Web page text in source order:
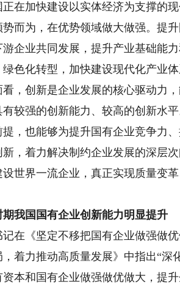
在加快建设以实体经济为支撑的
而为，在优势领域做大做强。提
企业共同发展，提升产业基础能
色化转型，加快建设现代化产业
创新是企业发展的核心驱动力，
较强的创新能力、较高的创新水
，也能够为提升国有企业竞争力
，着力解决制约企业发展的深层
世界一流企业，真正实现质量变
期我国国有企业创新能力明显提升
《坚定不移把国有企业做强做优
着力推动高质量发展》中指出“
本和国有企业做强做优做大，提